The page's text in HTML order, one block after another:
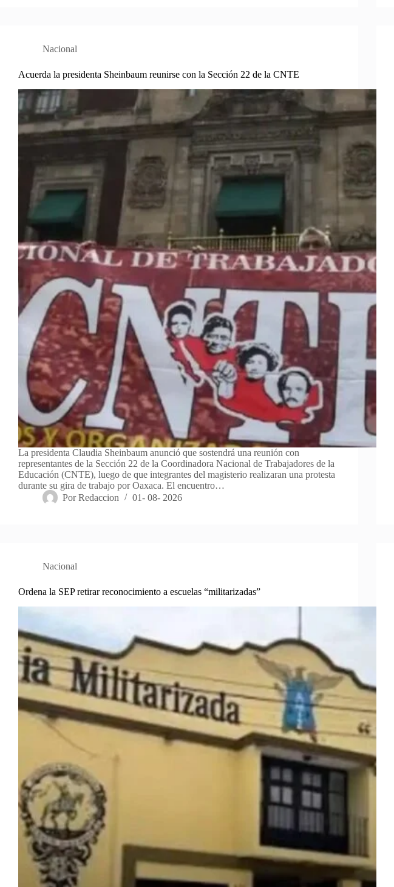
Nacional
Acuerda la presidenta Sheinbaum reunirse con la Sección 22 de la CNTE
La presidenta Claudia Sheinbaum anunció que sostendrá una reunión con
representantes de la Sección 22 de la Coordinadora Nacional de Trabajadores de la
Educación (CNTE), luego de que integrantes del magisterio realizaran una protesta
durante su gira de trabajo por Oaxaca. El encuentro…
Por Redaccion 01- 08- 2026
Nacional
Ordena la SEP retirar reconocimiento a escuelas “militarizadas”